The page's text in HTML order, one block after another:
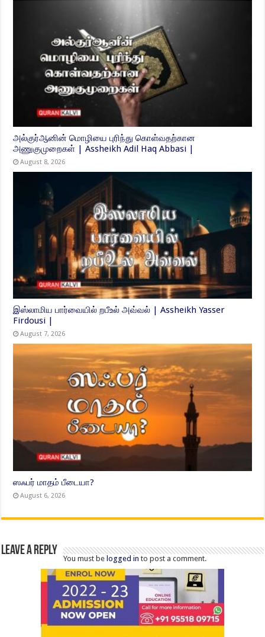
அல்குர்ஆனின் மொழியை புரிந்து கொள்வதற்கான
அணுகுமுறைகள் | Assheikh Adil Haq Abbasi |
August 8, 2026
இஸ்லாமிய பார்வையில் றபீஉல் அவ்வல் | Assheikh Yasser
Firdousi |
August 7, 2026
ஸஃபர் மாதம் பீடையா?
August 6, 2026
Leave a Reply
You must be logged in to post a comment.